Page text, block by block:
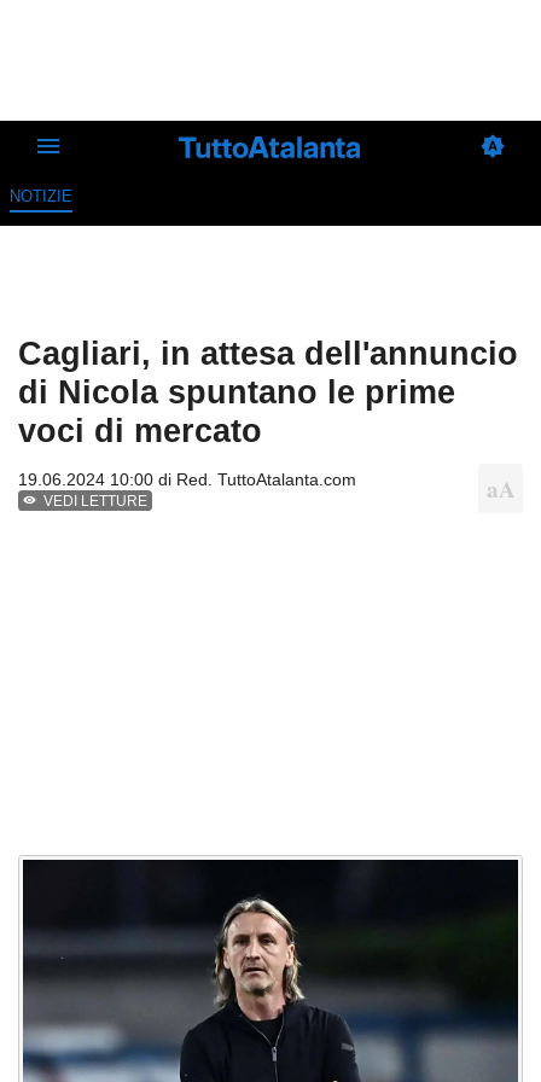
NOTIZIE
Cagliari, in attesa dell'annuncio
di Nicola spuntano le prime
voci di mercato
19.06.2024 10:00 di Red. TuttoAtalanta.com
VEDI LETTURE